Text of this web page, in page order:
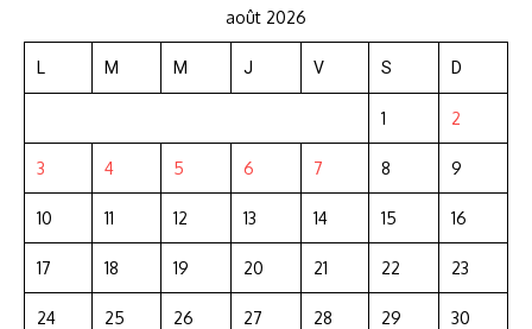
août 2026
L M M J V S D
1 2
3 4 5 6 7 8 9
10 11 12 13 14 15 16
17 18 19 20 21 22 23
24 25 26 27 28 29 30